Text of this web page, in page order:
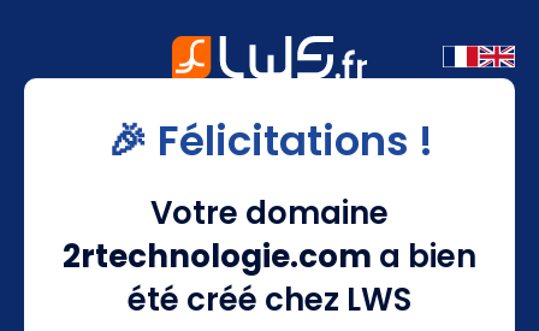
🎉 Félicitations !
Votre domaine
2rtechnologie.com a bien
été créé chez LWS